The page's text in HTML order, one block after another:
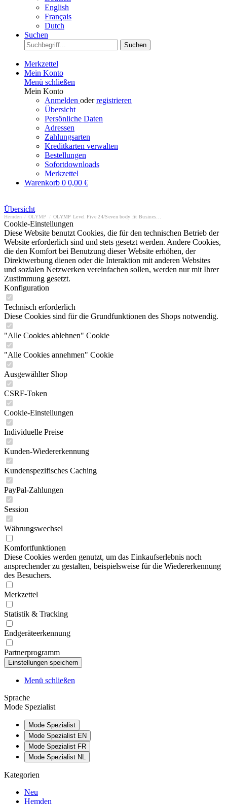
English
Français
Dutch
Suchen
Suchen
Merkzettel
Mein Konto
Menü schließen
Mein Konto
Anmelden oderregistrieren
Übersicht
Persönliche Daten
Adressen
Zahlungsarten
Kreditkarten verwalten
Bestellungen
Sofortdownloads
Merkzettel
Warenkorb 0 0,00 €
Übersicht
Hemden OLYMP
Cookie-Einstellungen
Diese Website benutzt Cookies, die für den technischen Betrieb der
Website erforderlich sind und stets gesetzt werden. Andere Cookies,
die den Komfort bei Benutzung dieser Website erhöhen, der
Direktwerbung dienen oder die Interaktion mit anderen Websites
und sozialen Netzwerken vereinfachen sollen, werden nur mit Ihrer
Zustimmung gesetzt.
Konfiguration
Technisch erforderlich
Diese Cookies sind für die Grundfunktionen des Shops notwendig.
"Alle Cookies ablehnen" Cookie
"Alle Cookies annehmen" Cookie
Ausgewählter Shop
CSRF-Token
Cookie-Einstellungen
Individuelle Preise
Kunden-Wiedererkennung
Kundenspezifisches Caching
PayPal-Zahlungen
Session
Währungswechsel
Komfortfunktionen
Diese Cookies werden genutzt, um das Einkaufserlebnis noch
ansprechender zu gestalten, beispielsweise für die Wiedererkennung
des Besuchers.
Merkzettel
Statistik & Tracking
Endgeräteerkennung
Partnerprogramm
Menü schließen
Sprache
Mode Spezialist
Mode Spezialist
Mode Spezialist EN
Mode Spezialist FR
Mode Spezialist NL
Kategorien
Neu
Hemden